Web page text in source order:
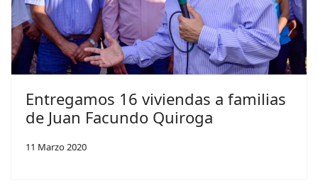
Entregamos 16 viviendas a familias
de Juan Facundo Quiroga
11 Marzo 2020